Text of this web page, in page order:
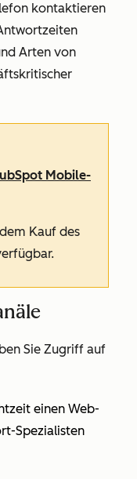
kontaktieren
Arten von
Mobile-
Kauf des
Sie Zugriff auf
einen Web-
Spezialisten